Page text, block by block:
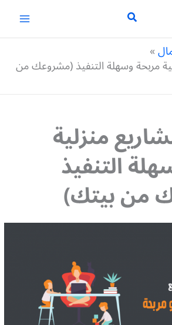
مربحة وسهلة التنفيذ (مشروعك من
منزلية
التنفيذ
من بيتك)